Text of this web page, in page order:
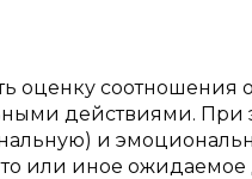
оценку соотношения
действиями. При
и
или иное ожидаемое